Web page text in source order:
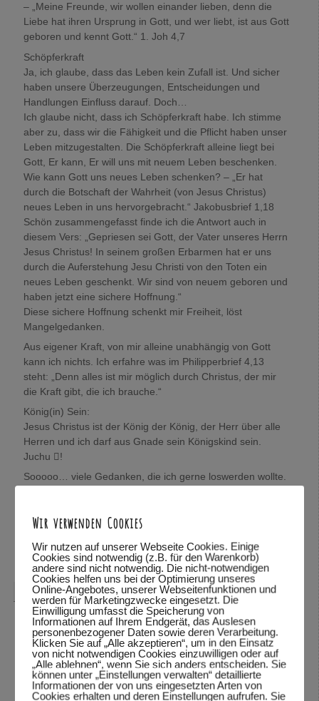
– „Meine Freunde, wir wollen einander lieben, denn die
Liebe hat ihren Ursprung in Gott, und wer liebt, ist aus Gott
geboren und kennt Gott.“ 1. Joh 4,7
Schöpferkraft
Ja, ich glaube, dass das Leben kein Zufall ist. Und sicher
haben unsere Überzeugungen, Entscheidungen und
Handlungen Einfluss darauf. Doch…
Ich glaube nicht, dass ich Schöpferkraft habe. Ich stimme
aber zu, dass wir die Fähigkeit und die Pflicht haben unser
Leben mitzugestalten. Die Schöpferkraft alleine liegt bei
Gott, Er kann, Er will uns mit neuem Leben beschenken.
Wie kann Gott uns neues Leben schenken? – „Er hat
durch die Botschaft der Wahrheit (von Jesus Christus)
neues Leben in uns hervorgebracht.“ Jakobusbrief 1,18
Schön zusammengefasst finde ich die Antwort auch in
diesem Vers: „Gepriesen sei Gott, der Vater unseres Herrn
Jesus Christus! In seinem großen Erbarmen hat er uns
durch die Auferstehung Jesu Christi von den Toten ein
neues Leben geschenkt. Wir sind von neuem geboren und
haben jetzt eine sichere Hoffnung.“
Diese sichere Hoffnung schenkt mir Freiheit, löst
Mangelgedanken.
Aus eigener Kraft, von mir alleine unabhängig von Gott
kann ich nichts. Ich erfahre was im Philipperbrief 4,13
steht: „Denn alles ist mir möglich durch Christus, der mir
die Kraft gibt, die ich brauche.“
König(in) Sein:
Jesus Christus ist der König der König, der Herr über alle
Herren und ich darf aus Gnade sein Königskind sein.
Juchu !
Sooooo… viele Gedanken, die ich gerne loswerden wollte.
In Verbundenheit,
Mira
Antworten↓
Wolfgang Dodelsagte am28.10.2015 um 22:08 :
Hallo Mira,
vielen Dank für das mitteilen deiner Gedanken. Schön,
dass du so viele Bibelstellen zitieren kannst und mit uns
teilst.
Was ich über deine Gedanken denke? Ich habe deine
Wir verwenden Cookies
Wir nutzen auf unserer Webseite Cookies. Einige
Cookies sind notwendig (z.B. für den Warenkorb)
andere sind nicht notwendig. Die nicht-notwendigen
Cookies helfen uns bei der Optimierung unseres
Online-Angebotes, unserer Webseitenfunktionen und
werden für Marketingzwecke eingesetzt. Die
Einwilligung umfasst die Speicherung von
Informationen auf Ihrem Endgerät, das Auslesen
personenbezogener Daten sowie deren Verarbeitung.
Klicken Sie auf „Alle akzeptieren“, um in den Einsatz
von nicht notwendigen Cookies einzuwilligen oder auf
„Alle ablehnen“, wenn Sie sich anders entscheiden. Sie
können unter „Einstellungen verwalten“ detaillierte
Informationen der von uns eingesetzten Arten von
Cookies erhalten und deren Einstellungen aufrufen. Sie